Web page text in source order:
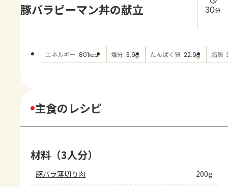
AJINOMOTO PARK とは
豚バラピーマン丼の献立 30分
エネルギー 801kcal 塩分 3.9g たんぱく質 22.9g 脂質
主食のレシピ
材料（3人分）
豚バラ薄切り肉 200g